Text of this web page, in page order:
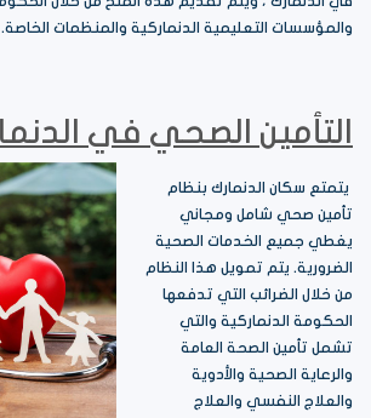
والمؤسسات التعليمية الدنماركية والمنظمات الخاصة.
التأمين الصحي في
يتمتع سكان الدنمارك بنظام
تأمين صحي شامل ومجاني
يغطي جميع الخدمات الصحية
الضرورية. يتم تمويل هذا النظام
من خلال الضرائب التي تدفعها
الحكومة الدنماركية والتي
تشمل تأمين الصحة العامة
والرعاية الصحية والأدوية
والعلاج النفسي والعلاج